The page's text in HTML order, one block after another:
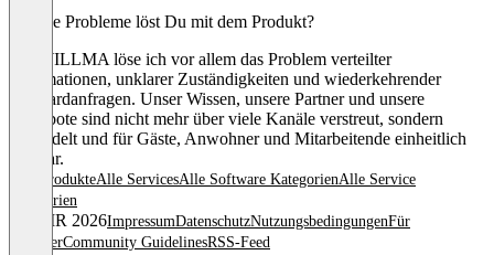
Welche Probleme löst Du mit dem Produkt?
Mit WILLMA löse ich vor allem das Problem verteilter
Informationen, unklarer Zuständigkeiten und wiederkehrender
Standardanfragen. Unser Wissen, unsere Partner und unsere
Angebote sind nicht mehr über viele Kanäle verstreut, sondern
gebündelt und für Gäste, Anwohner und Mitarbeitende einheitlich
nutzbar.
Alle ProdukteAlle ServicesAlle Software KategorienAlle Service
Kategorien
© OMR 2026ImpressumDatenschutzNutzungsbedingungenFür
AnbieterCommunity GuidelinesRSS-Feed